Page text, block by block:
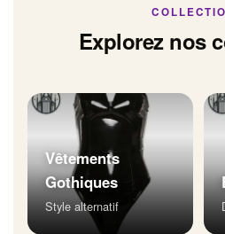
Explorez nos
Vêtements
Gothiques
Style alternatif